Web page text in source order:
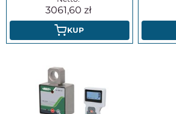
3061,60
KUP